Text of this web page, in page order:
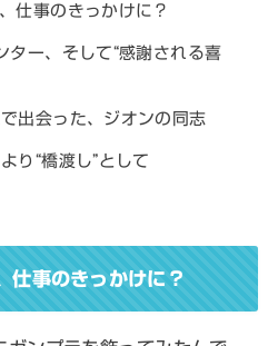
仕事のきっかけに？
ー、そして“感謝される喜
出会った、ジオンの同志
り“橋渡し”として
仕事のきっかけに？